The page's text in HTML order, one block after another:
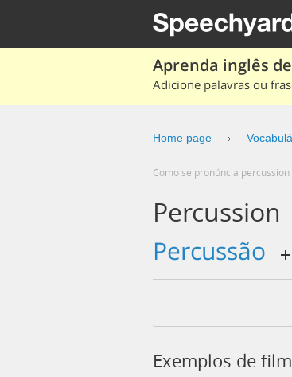
Aprenda inglês
Adicione palavras ou
Home page
Como se pronúncia percussion
Percussion
percussão
Exemplos de